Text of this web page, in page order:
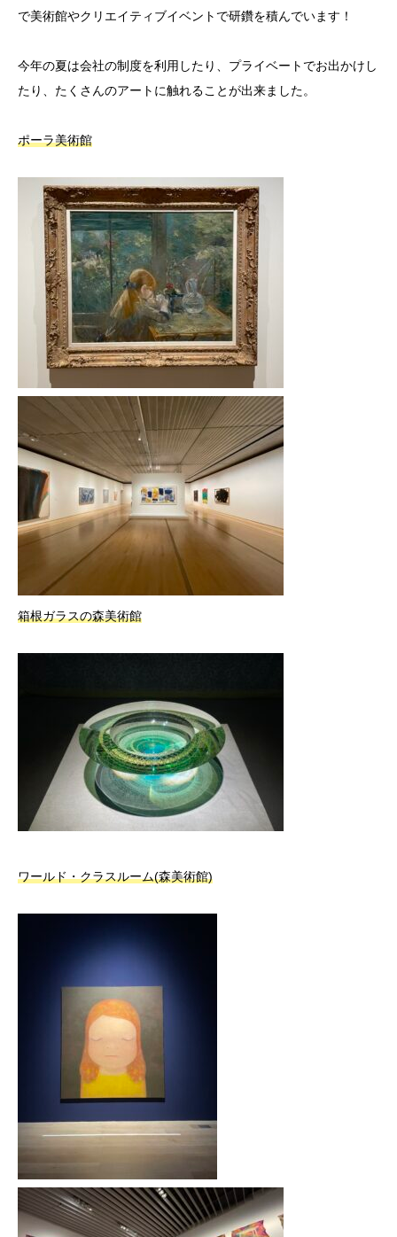
で美術館やクリエイティブイベントで研鑽を積んでいます！
今年の夏は会社の制度を利用したり、プライベートでお出かけし
たり、たくさんのアートに触れることが出来ました。
ポーラ美術館
箱根ガラスの森美術館
ワールド・クラスルーム(森美術館)